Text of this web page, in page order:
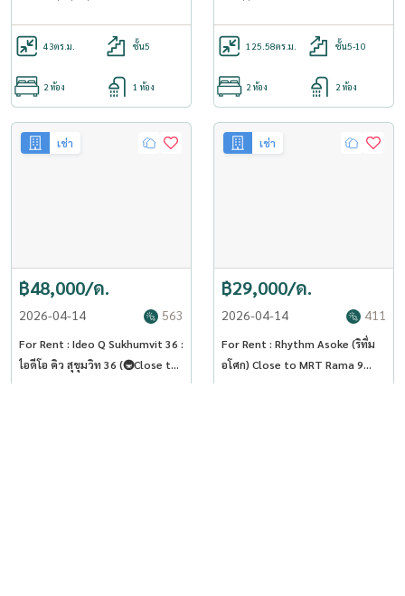
43ตร.ม. ชั้น5
2 ห้อง 1 ห้อง
125.58ตร.ม. ชั้น5-10
2 ห้อง 2 ห้อง
เช่า
฿48,000/ด.
2026-04-14 563
For Rent : Ideo Q Sukhumvit 36 :
ไอดีโอ คิว สุขุมวิท 36 (🚇Close to
เช่า
฿29,000/ด.
2026-04-14 411
For Rent : Rhythm Asoke (ริทึ่ม
อโศก) Close to MRT Rama 9